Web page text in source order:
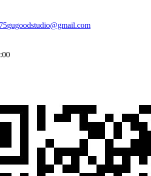
gugoodstudio@gmail.com